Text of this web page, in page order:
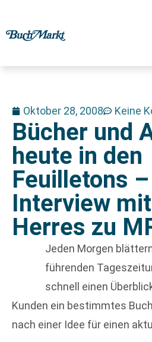
Oktober 28, 2008 Keine
Bücher und
heute in den
Feuilletons
Interview
Herres zu
Jeden Morgen
führenden
schnell einen
Kunden ein bestimmtes
nach einer Idee für einen